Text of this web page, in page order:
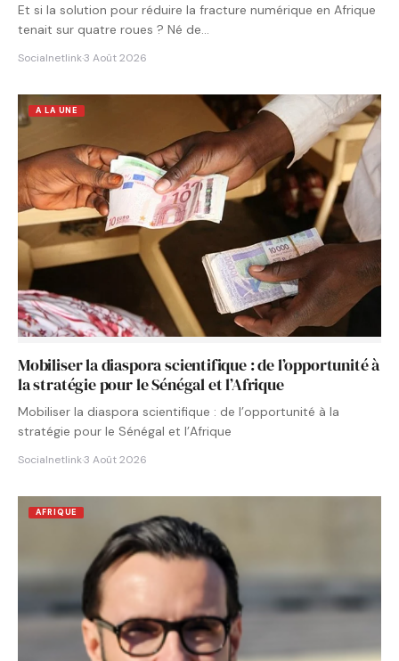
Et si la solution pour réduire la fracture numérique en Afrique
tenait sur quatre roues ? Né de…
Socialnetlink·3 Août 2026
A LA UNE
Mobiliser la diaspora scientifique : de l’opportunité à
la stratégie pour le Sénégal et l’Afrique
Mobiliser la diaspora scientifique : de l’opportunité à la
stratégie pour le Sénégal et l’Afrique
Socialnetlink·3 Août 2026
AFRIQUE